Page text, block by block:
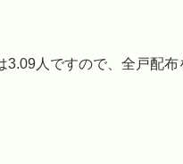
人ですので、全戸配